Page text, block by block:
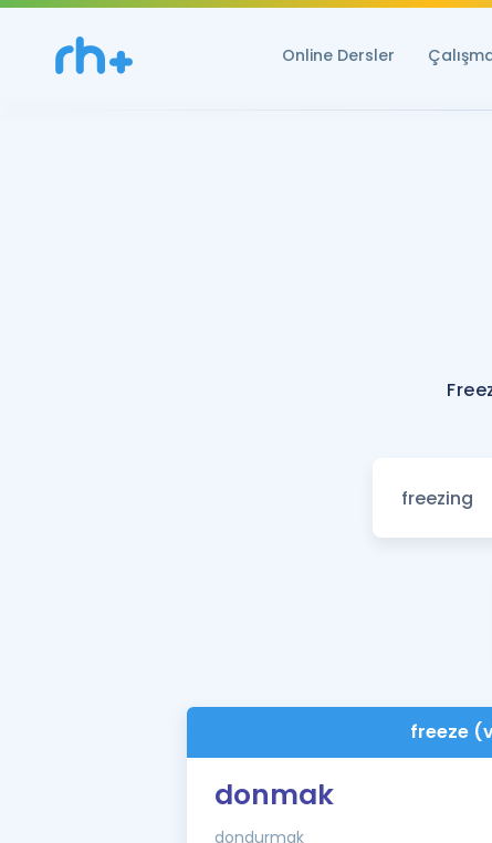
Online Dersler
freeze
donmak
dondurmak